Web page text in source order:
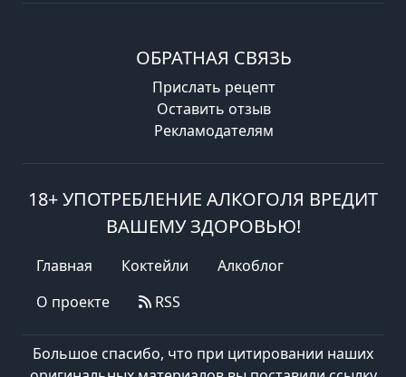
ОБРАТНАЯ СВЯЗЬ
Прислать рецепт
Оставить отзыв
Рекламодателям
18+ УПОТРЕБЛЕНИЕ АЛКОГОЛЯ ВРЕДИТ
ВАШЕМУ ЗДОРОВЬЮ!
Главная Коктейли
Алкоблог
О проекте
RSS
Большое спасибо, что при цитировании наших